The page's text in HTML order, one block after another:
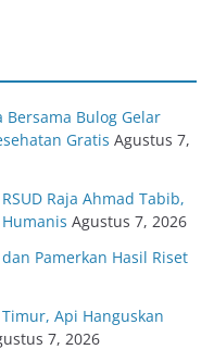
Bersama Bulog Gelar
Gratis Agustus 7,
Raja Ahmad Tabib,
Agustus 7, 2026
Pamerkan Hasil Riset
Api Hanguskan
7, 2026